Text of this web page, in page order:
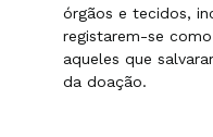
órgãos e tecidos,
registarem-se
aqueles que
da doação.